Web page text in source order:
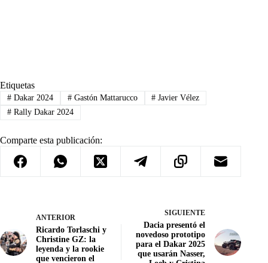
Etiquetas
#Dakar 2024 #Gastón Mattarucco # Javier Vélez
#Rally Dakar 2024
Comparte esta publicación:
ANTERIOR
Ricardo Torlaschi y
Christine GZ: la
leyenda y la rookie
que vencieron el
SIGUIENTE
Dacia presentó el
novedoso prototipo
para el Dakar 2025
que usarán Nasser,